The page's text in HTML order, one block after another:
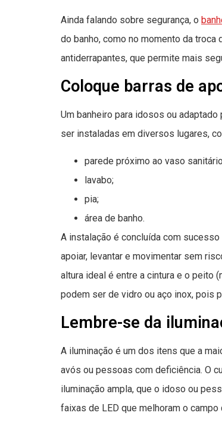
Ainda falando sobre segurança, o
do banho, como no momento da
antiderrapantes, que permite mais
Coloque barras de
Um banheiro para idosos ou
ser instaladas em diversos lugares,
parede próximo ao vaso
lavabo;
pia;
área de banho.
A instalação é concluída com
apoiar, levantar e movimentar sem
altura ideal é entre a cintura e o peito
podem ser de vidro ou aço inox, pois
Lembre-se da
A iluminação é um dos itens que a
avós ou pessoas com deficiência. O
iluminação ampla, que o idoso ou
faixas de LED que melhoram o